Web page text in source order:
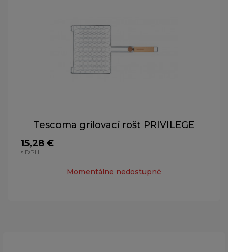
Tescoma grilovací rošt PRIVILEGE
15,28 €
s DPH
Momentálne nedostupné